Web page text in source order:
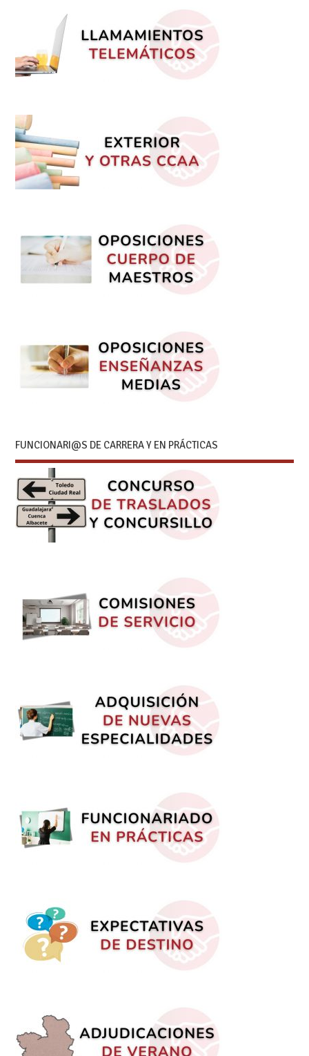
FUNCIONARI@S DE CARRERA Y EN PRÁCTICAS